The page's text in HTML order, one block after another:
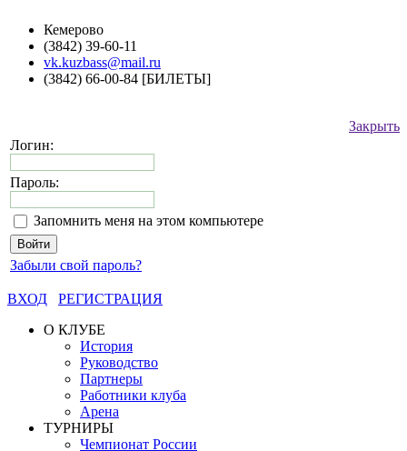
Кемерово
(3842) 39-60-11
vk.kuzbass@mail.ru
(3842) 66-00-84 [БИЛЕТЫ]
Закрыть
Логин:
Пароль:
Запомнить меня на этом компьютере
Забыли свой пароль?
ВХОД
РЕГИСТРАЦИЯ
О КЛУБЕ
История
Руководство
Партнеры
Работники клуба
Арена
ТУРНИРЫ
Чемпионат России